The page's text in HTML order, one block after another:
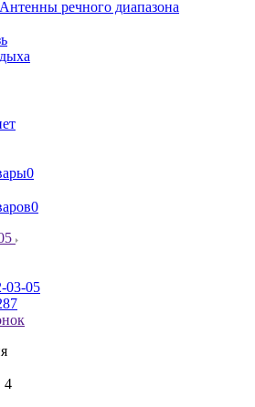
Антенны речного диапазона
0
0
03-05
4